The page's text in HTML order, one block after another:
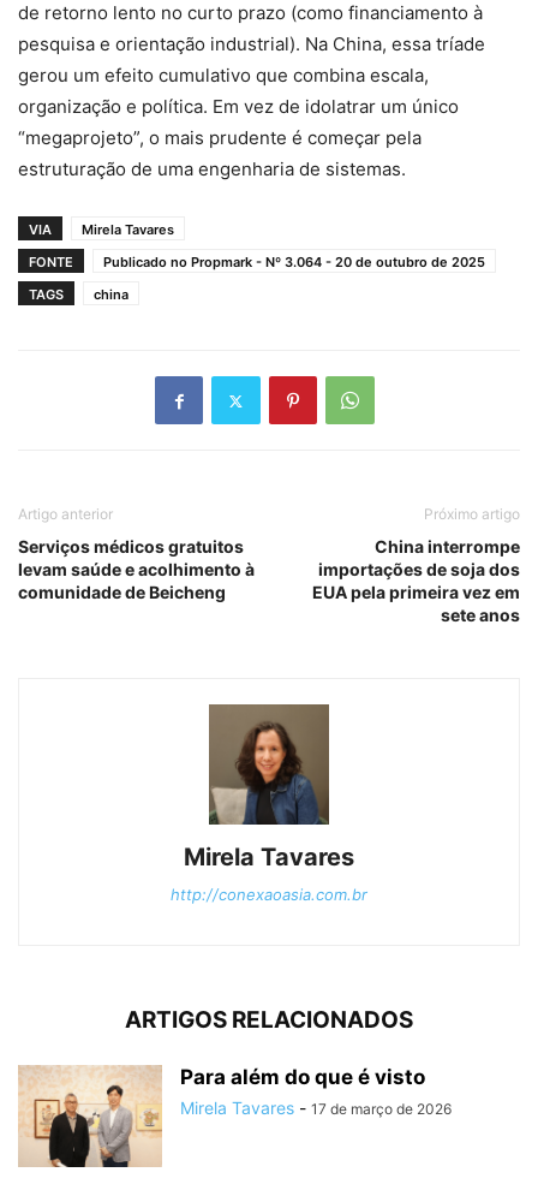
de retorno lento no curto prazo (como financiamento à
pesquisa e orientação industrial). Na China, essa tríade
gerou um efeito cumulativo que combina escala,
organização e política. Em vez de idolatrar um único
“megaprojeto”, o mais prudente é começar pela
estruturação de uma engenharia de sistemas.
VIA
Mirela Tavares
FONTE
Publicado no Propmark - Nº 3.064 - 20 de outubro de 2025
TAGS
china
Artigo anterior
Serviços médicos gratuitos
levam saúde e acolhimento à
comunidade de Beicheng
Próximo artigo
China interrompe
importações de soja dos
EUA pela primeira vez em
sete anos
Mirela Tavares
http://conexaoasia.com.br
ARTIGOS RELACIONADOS
Para além do que é visto
Mirela Tavares - 17 de março de 2026